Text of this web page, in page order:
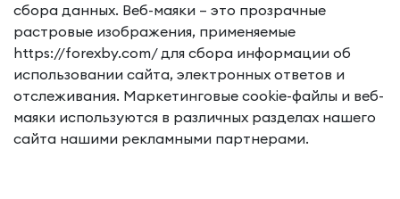
сбора данных. Веб-маяки – это прозрачные
растровые изображения, применяемые
https://forexby.com/для сбора информации об
использовании сайта, электронных ответов и
отслеживания. Маркетинговые cookie-файлы и веб-
маяки используются в различных разделах нашего
сайта нашими рекламными партнерами.